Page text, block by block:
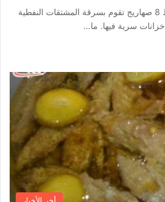
أعلنت وزارة النفط عن ضبط 8 صهاريج تقوم بسرقة المشتقات النفطية
سرية فيها. ما…